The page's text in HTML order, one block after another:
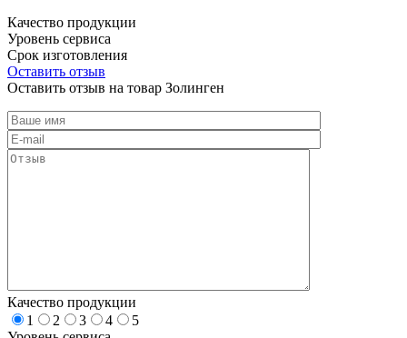
Качество продукции
Уровень сервиса
Срок изготовления
Оставить отзыв
Оставить отзыв на товар Золинген
Качество продукции
1
2 3 4
5